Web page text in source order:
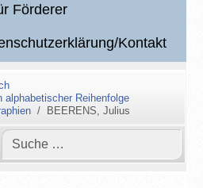
Förderer
Kontakt
alphabetischer Reihenfolge
BEERENS, Julius